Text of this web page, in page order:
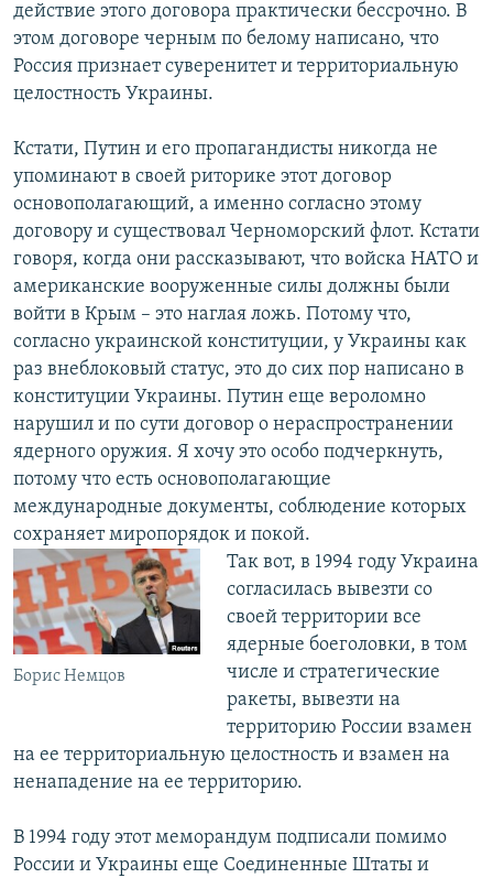
действие этого договора практически бессрочно. В
этом договоре черным по белому написано, что
Россия признает суверенитет и территориальную
целостность Украины.
Кстати, Путин и его пропагандисты никогда не
упоминают в своей риторике этот договор
основополагающий, а именно согласно этому
договору и существовал Черноморский флот. Кстати
говоря, когда они рассказывают, что войска НАТО и
американские вооруженные силы должны были
войти в Крым – это наглая ложь. Потому что,
согласно украинской конституции, у Украины как
раз внеблоковый статус, это до сих пор написано в
конституции Украины. Путин еще вероломно
нарушил и по сути договор о нераспространении
ядерного оружия. Я хочу это особо подчеркнуть,
потому что есть основополагающие
международные документы, соблюдение которых
сохраняет миропорядок и покой.
Борис Немцов
Так вот, в 1994 году Украина
согласилась вывезти со
своей территории все
ядерные боеголовки, в том
числе и стратегические
ракеты, вывезти на
территорию России взамен
на ее территориальную целостность и взамен на
ненападение на ее территорию.
В 1994 году этот меморандум подписали помимо
России и Украины еще Соединенные Штаты и